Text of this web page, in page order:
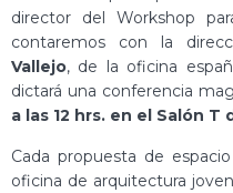
director del Workshop
contaremos con la
Vallejo, de la oficina
dictará una conferencia
a las 12 hrs. en el Salón
Cada propuesta de
oficina de arquitectura